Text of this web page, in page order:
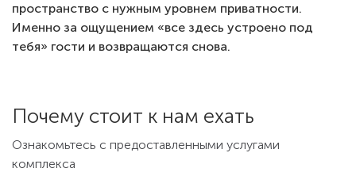
пространство с нужным уровнем приватности.
Именно за ощущением «все здесь устроено под
тебя» гости и возвращаются снова.
Почему стоит к нам ехать
Ознакомьтесь с предоставленными услугами
комплекса